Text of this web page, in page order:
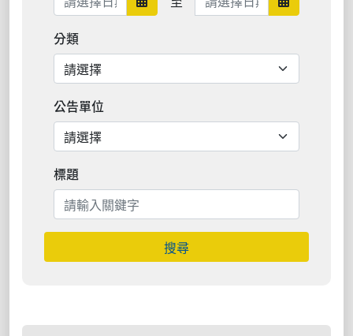
分類
公告單位
標題
搜尋